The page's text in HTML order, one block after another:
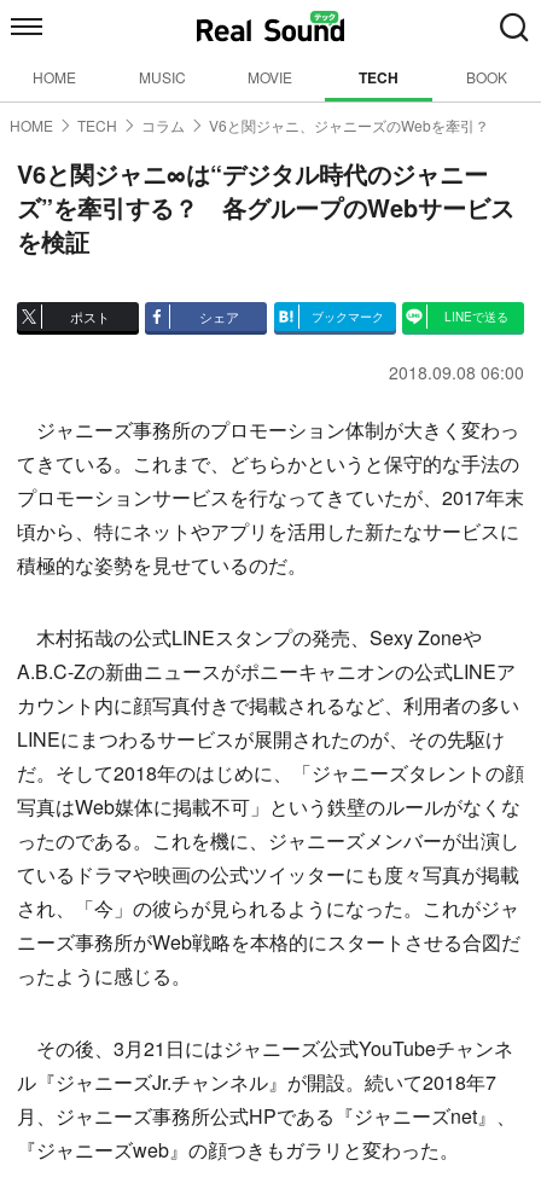
HOME MUSIC MOVIE TECH BOOK
HOME TECH コラム V6と関ジャニ、ジャニーズのWebを牽引？
V6と関ジャニ∞は“デジタル時代のジャニー
ズ”を牽引する？ 各グループのWebサービス
を検証
ポスト シェア ブックマーク LINEで送る
2018.09.08 06:00
ジャニーズ事務所のプロモーション体制が大きく変わっ
てきている。これまで、どちらかというと保守的な手法の
プロモーションサービスを行なってきていたが、2017年末
頃から、特にネットやアプリを活用した新たなサービスに
積極的な姿勢を見せているのだ。
木村拓哉の公式LINEスタンプの発売、Sexy Zoneや
A.B.C-Zの新曲ニュースがポニーキャニオンの公式LINEア
カウント内に顔写真付きで掲載されるなど、利用者の多い
LINEにまつわるサービスが展開されたのが、その先駆け
だ。そして2018年のはじめに、「ジャニーズタレントの顔
写真はWeb媒体に掲載不可」という鉄壁のルールがなくな
ったのである。これを機に、ジャニーズメンバーが出演し
ているドラマや映画の公式ツイッターにも度々写真が掲載
され、「今」の彼らが見られるようになった。これがジャ
ニーズ事務所がWeb戦略を本格的にスタートさせる合図だ
ったように感じる。
その後、3月21日にはジャニーズ公式YouTubeチャンネ
ル『ジャニーズJr.チャンネル』が開設。続いて2018年7
月、ジャニーズ事務所公式HPである『ジャニーズnet』、
『ジャニーズweb』の顔つきもガラリと変わった。